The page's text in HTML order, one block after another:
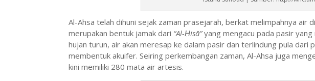
Al-Ahsa telah dihuni sejak zaman prasejarah, berkat melimpahnya air
merupakan bentuk jamak dari “Al-Ḥisā”yang mengacu pada pasir yang
hujan turun, air akan meresap ke dalam pasir dan terlindung pula dari
membentuk akuifer. Seiring perkembangan zaman, Al-Ahsa juga
kini memiliki 280 mata air artesis.